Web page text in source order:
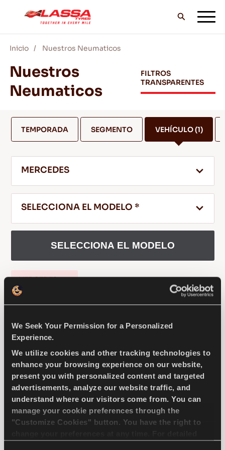
We Seek Your Permission for a Personalized
Experience.
We utilize cookies and other tracking technologies to
enhance your browsing experience on our website,
present you with personalized content and targeted
advertisements, analyze our website traffic, and
understand where our visitors come from. You can
manage your cookie preferences through the
"Customize Cookies" button. You have the right to
TODOS LOS NEUMÁTICOS LASSA
DISTRIBUIDORES
BLOG Y VIDEOS
SERVICIO Y AYUDA
Consejos Para conducir En La Nieve
LEER MAS
Inicio Nuestros Neumaticos
Nuestros
Neumaticos
FILTROS
TRANSPARENTES
TEMPORADA SEGMENTO VEHÍCULO(1)
MERCEDES
SELECCIONA EL MODELO *
SELECCIONA EL MODELO
MERCEDES
COMPETUS H/P3
Competus H/P 3: lo último en conducción
urbana para SUV y 4x4.